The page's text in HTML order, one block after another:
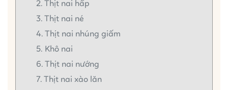
2. Thịt nai hấp
3. Thịt nai né
4. Thịt nai nhúng giấm
5. Khô nai
6. Thịt nai nướng
7. Thịt nai xào lăn